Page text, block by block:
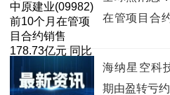
在管项目合
海纳星空科
期由盈转亏